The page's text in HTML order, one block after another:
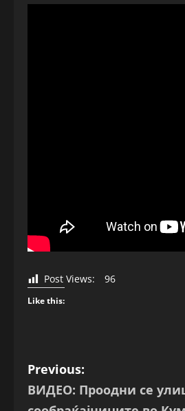
Post Views: 96
Like this:
P
o
Previous:
ВИДЕО: Проодни се